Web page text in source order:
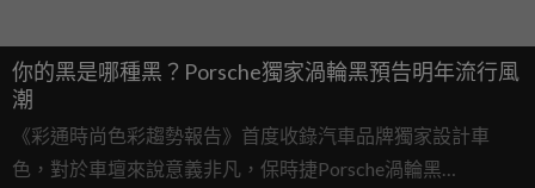
你的黑是哪種黑？Porsche獨家渦輪黑預告明年流行風
潮
《彩通時尚色彩趨勢報告》首度收錄汽車品牌獨家設計車
色，對於車壇來說意義非凡，保時捷Porsche渦輪黑